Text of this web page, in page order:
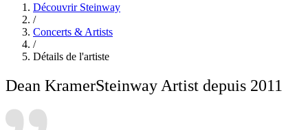
Découvrir Steinway
/
Concerts & Artists
/
Détails de l'artiste
Dean KramerSteinway Artist depuis 2011